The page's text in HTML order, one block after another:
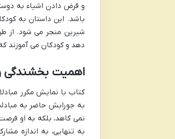
و قرض دادن اشیاء به
باشد. این داستان به
شیرین منجر می شود.
دهد و کودکان می آموزند
اهمیت بخشندگی
کتاب با نمایش مکرر
به جورابش حاضر به
نمی کاهد، بلکه به او
به تنهایی، به اندازه